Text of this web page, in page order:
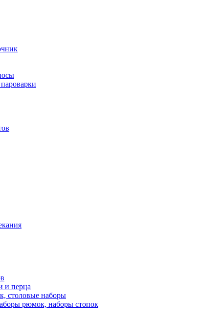
и перца
столовые наборы
рюмок, наборы стопок